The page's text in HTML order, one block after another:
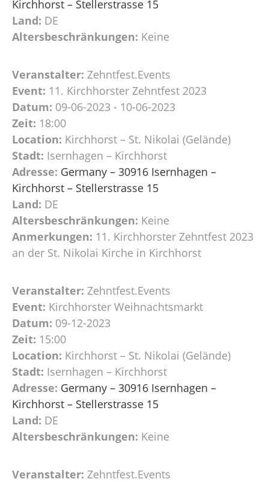
Kirchhorst – Stellerstrasse 15
Land: DE
Altersbeschränkungen: Keine
Veranstalter: Zehntfest.Events
Event: 11. Kirchhorster Zehntfest 2023
Datum: 09-06-2023 - 10-06-2023
Zeit: 18:00
Location: Kirchhorst – St. Nikolai (Gelände)
Stadt: Isernhagen – Kirchhorst
Adresse: Germany – 30916 Isernhagen –
Kirchhorst – Stellerstrasse 15
Land: DE
Altersbeschränkungen: Keine
Anmerkungen: 11. Kirchhorster Zehntfest 2023
an der St. Nikolai Kirche in Kirchhorst
Veranstalter: Zehntfest.Events
Event: Kirchhorster Weihnachtsmarkt
Datum: 09-12-2023
Zeit: 15:00
Location: Kirchhorst – St. Nikolai (Gelände)
Stadt: Isernhagen – Kirchhorst
Adresse: Germany – 30916 Isernhagen –
Kirchhorst – Stellerstrasse 15
Land: DE
Altersbeschränkungen: Keine
Veranstalter: Zehntfest.Events